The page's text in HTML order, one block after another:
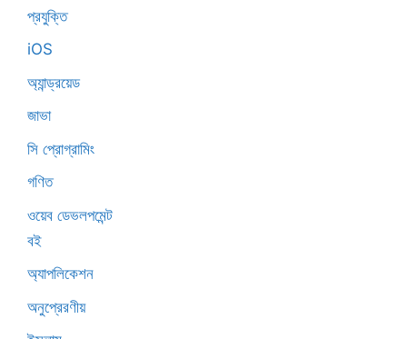
প্রযুক্তি
iOS
অ্যান্ড্রয়েড
জাভা
সি প্রোগ্রামিং
গণিত
ওয়েব ডেভলপমেন্ট
বই
অ্যাপলিকেশন
অনুপ্রেরণীয়